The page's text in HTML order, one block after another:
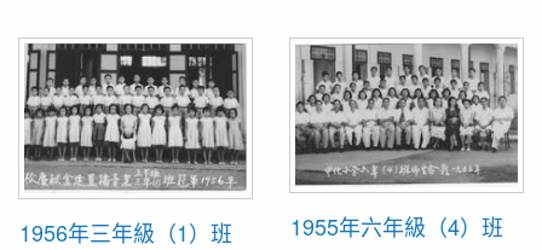
1956年三年級（1）班 1955年六年級（4）班